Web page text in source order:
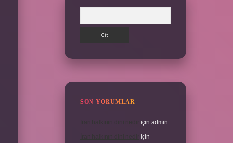
SON YORUMLAR
için admin
için